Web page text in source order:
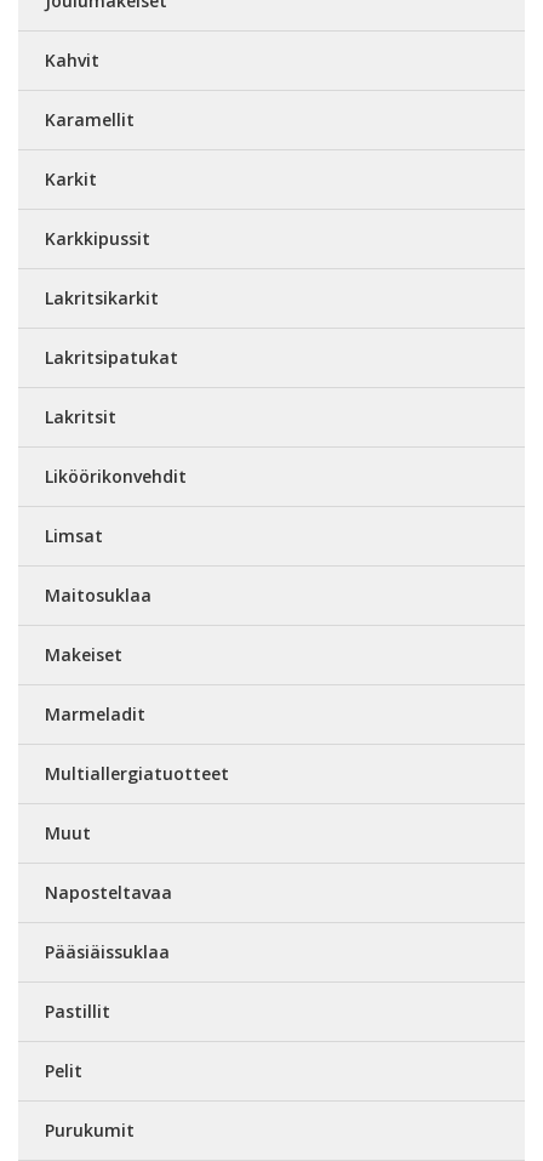
Kahvit
Karamellit
Karkit
Karkkipussit
Lakritsikarkit
Lakritsipatukat
Lakritsit
Liköörikonvehdit
Limsat
Maitosuklaa
Makeiset
Marmeladit
Multiallergiatuotteet
Muut
Naposteltavaa
Pääsiäissuklaa
Pastillit
Pelit
Purukumit